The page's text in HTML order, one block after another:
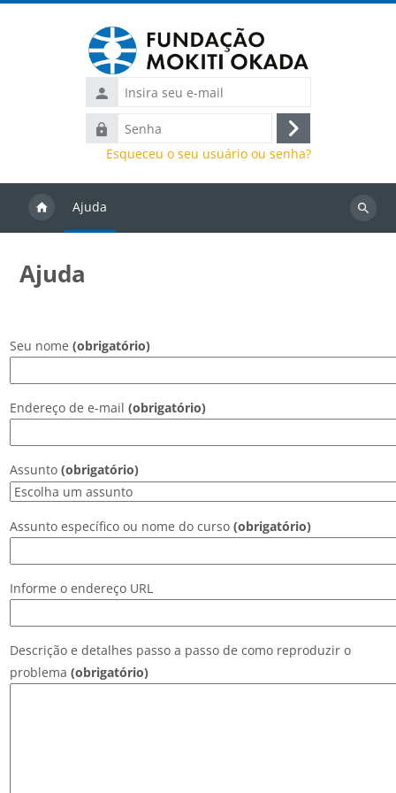
Insira
seu
mail
Senha
Acessar
Esqueceu o seu usuário ou senha?
Ajuda
Buscar
Ajuda
Seu nome (obrigatório)
Endereço de e-mail (obrigatório)
Assunto (obrigatório)
Assunto específico ou nome do curso (obrigatório)
Informe o endereço URL
Descrição e detalhes passo a passo de como reproduzir o
problema (obrigatório)